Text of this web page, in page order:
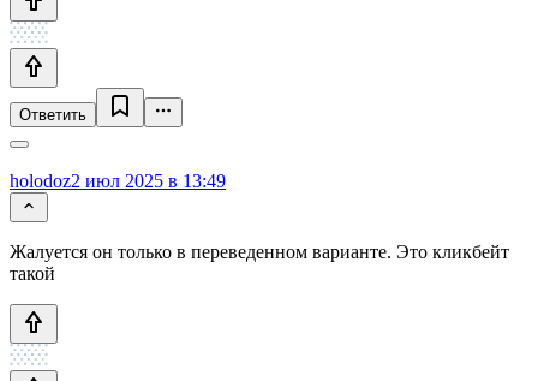
Ответить
holodoz2 июл 2025 в 13:49
Жалуется он только в переведенном варианте. Это кликбейт
такой